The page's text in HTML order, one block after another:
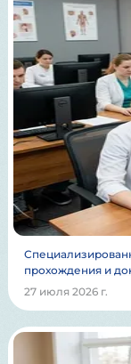
прохождения и
27 июля 2026 г.